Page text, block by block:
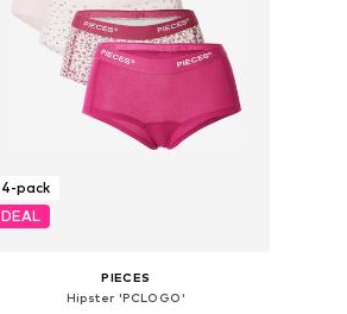
4-pack
DEAL
PIECES
Hipster 'PCLOGO'